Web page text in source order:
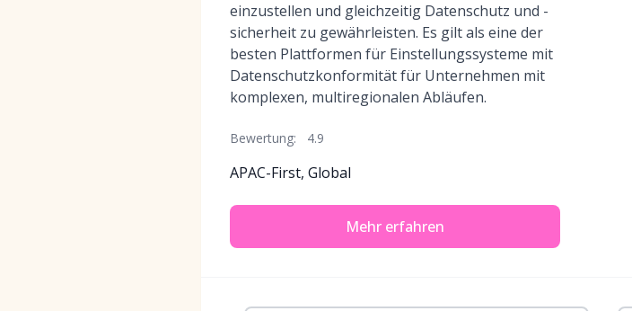
einzustellen und gleichzeitig Datenschutz und -
sicherheit zu gewährleisten. Es gilt als eine der
besten Plattformen für Einstellungssysteme mit
Datenschutzkonformität für Unternehmen mit
komplexen, multiregionalen Abläufen.
Bewertung: 4.9
APAC-First, Global
Mehr erfahren